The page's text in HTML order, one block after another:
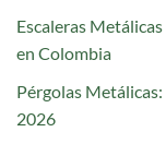
Escaleras
en Colombia
Pérgolas
2026